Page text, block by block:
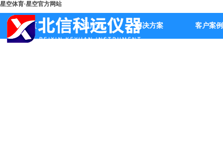
星空体育·星空官方网站
首页 公司产品 解决方案 客户案例